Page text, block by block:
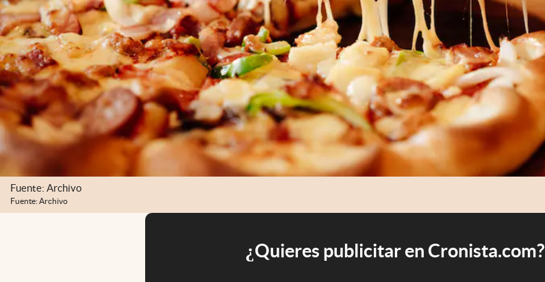
Fuente: Archivo
Fuente: Archivo
¿Quieres publicitar en Cronista.com?